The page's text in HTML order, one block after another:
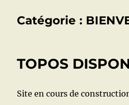
Catégorie :
TOPOS
Site en cours de